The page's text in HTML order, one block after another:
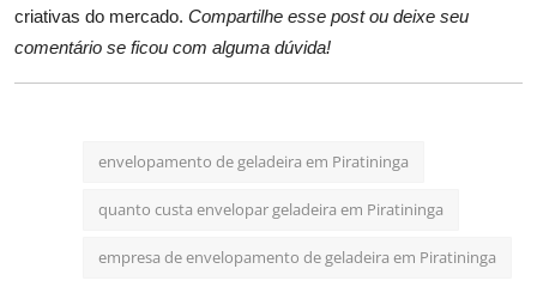
criativas do mercado. Compartilhe esse post ou deixe seu
comentário se ficou com alguma dúvida!
envelopamento de geladeira em Piratininga
quanto custa envelopar geladeira em Piratininga
empresa de envelopamento de geladeira em Piratininga